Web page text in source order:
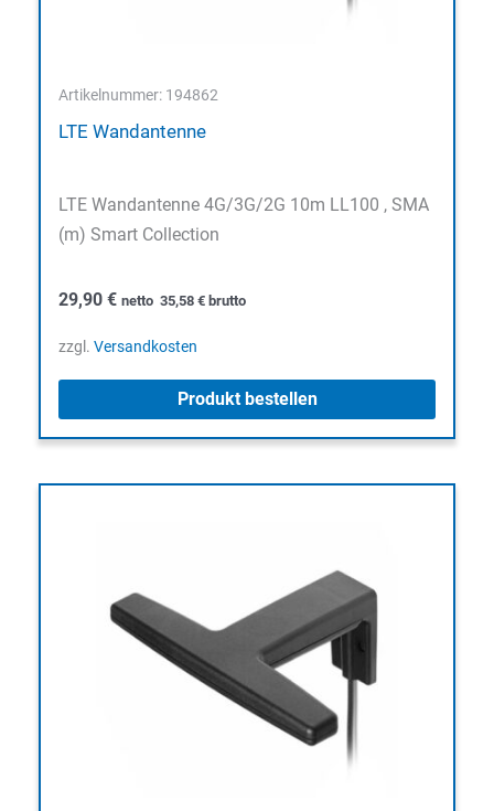
Artikelnummer: 194862
LTE Wandantenne
LTE Wandantenne 4G/3G/2G 10m LL100 , SMA
(m) Smart Collection
29,90 € netto 35,58 € brutto
zzgl. Versandkosten
Produkt bestellen